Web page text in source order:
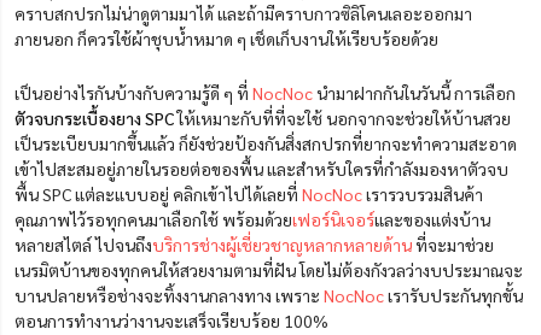
คราบสกปรกไม่น่าดูตามมาได้ และถ้ามีคราบกาวซิลิโคนเลอะออกมา
ภายนอก ก็ควรใช้ผ้าชุบน้ำหมาด ๆ เช็ดเก็บงานให้เรียบร้อยด้วย
เป็นอย่างไรกันบ้างกับความรู้ดี ๆ ที่ NocNocนำมาฝากกันในวันนี้ การเลือก
ตัวจบกระเบื้องยาง SPCให้เหมาะกับที่ที่จะใช้ นอกจากจะช่วยให้บ้านสวย
เป็นระเบียบมากขึ้นแล้ว ก็ยังช่วยป้องกันสิ่งสกปรกที่ยากจะทำความสะอาด
เข้าไปสะสมอยู่ภายในรอยต่อของพื้น และสำหรับใครที่กำลังมองหาตัวจบ
พื้น SPC แต่ละแบบอยู่ คลิกเข้าไปได้เลยที่ NocNocเรารวบรวมสินค้า
คุณภาพไว้รอทุกคนมาเลือกใช้ พร้อมด้วยเฟอร์นิเจอร์และของแต่งบ้าน
หลายสไตล์ ไปจนถึงบริการช่างผู้เชี่ยวชาญหลากหลายด้านที่จะมาช่วย
เนรมิตบ้านของทุกคนให้สวยงามตามที่ฝัน โดยไม่ต้องกังวลว่างบประมาณจะ
บานปลายหรือช่างจะทิ้งงานกลางทาง เพราะ NocNocเรารับประกันทุกขั้น
ตอนการทำงานว่างานจะเสร็จเรียบร้อย 100%